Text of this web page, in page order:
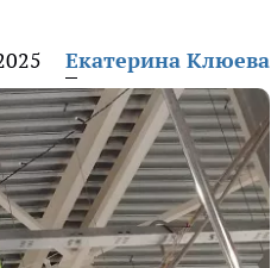
Екатерина Клюева